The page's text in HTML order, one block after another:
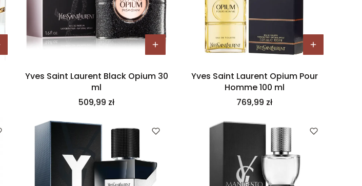
Yves Saint Laurent Black Opium 30
ml
Cena
509,99 zł
Yves Saint Laurent Opium Pour
Homme 100 ml
Cena
769,99 zł